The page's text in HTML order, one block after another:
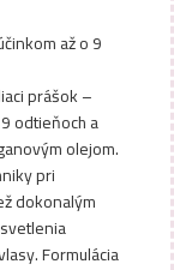
až o 9
prášok –
odtieňoch a
olejom.
pri
dokonalým
Formulácia